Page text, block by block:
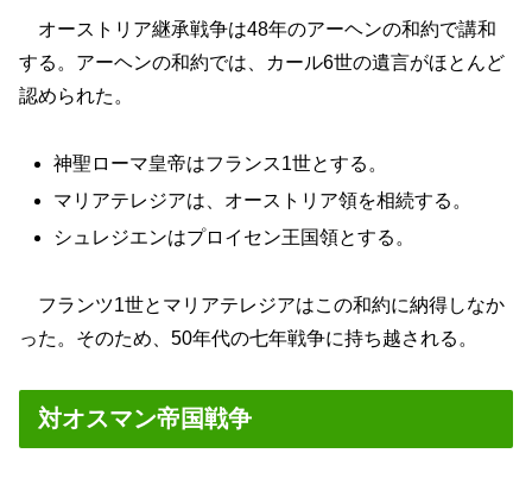
オーストリア継承戦争は48年のアーヘンの和約で講和
する。アーヘンの和約では、カール6世の遺言がほとんど
認められた。
神聖ローマ皇帝はフランス1世とする。
マリアテレジアは、オーストリア領を相続する。
シュレジエンはプロイセン王国領とする。
フランツ1世とマリアテレジアはこの和約に納得しなか
った。そのため、50年代の七年戦争に持ち越される。
対オスマン帝国戦争